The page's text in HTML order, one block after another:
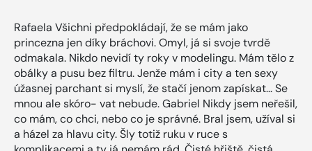
Rafaela Všichni předpokládají, že se mám jako
princezna jen díky bráchovi. Omyl, já si svoje tvrdě
odmakala. Nikdo nevidí ty roky v modelingu. Mám tělo z
obálky a pusu bez filtru. Jenže mám i city a ten sexy
úžasnej parchant si myslí, že stačí jenom zapískat... Se
mnou ale skóro- vat nebude. Gabriel Nikdy jsem neřešil,
co mám, co chci, nebo co je správné. Bral jsem, užíval si
a házel za hlavu city. Šly totiž ruku v ruce s